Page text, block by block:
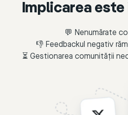
Implicarea
💬 Nenumărate
👎 Feedbackul negativ
⏳ Gestionarea comunității